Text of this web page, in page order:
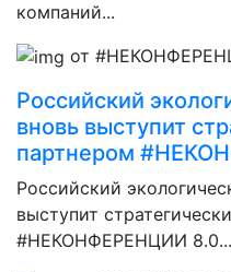
компаний...
от
Российский
вновь выступит
партнером
Российский
выступит
#НЕКОНФЕРЕНЦИИ 8.0...